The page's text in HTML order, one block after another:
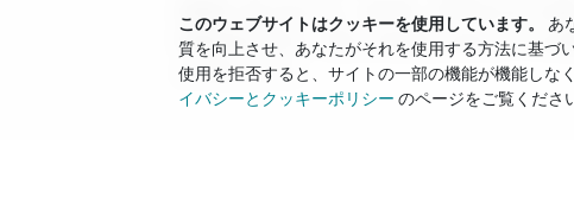
刑務所に送られました。2022年、ECHRはエホバの
刑事訴追を停止し、彼らに引き起こされたすべての
よう命じました。
このウェブサイトはクッキーを使用しています。
あ
質を向上させ、あなたがそれを使用する方法に基づ
使用を拒否すると、サイトの一部の機能が機能しな
イバシーとクッキーポリシー のページをご覧くださ